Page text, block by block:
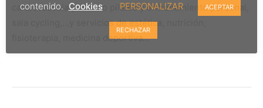
cardiovascular, estudio pilates y entrenamiento personal,
sala cycling,…y servicios de estética, nutrición,
fisioterapia, medicina deportiva…
contenido. Cookies PERSONALIZAR ACEPTAR
RECHAZAR